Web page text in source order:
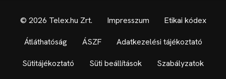
© 2026 Telex.hu Zrt. Impresszum Etikai kódex
Átláthatóság ÁSZF Adatkezelési tájékoztató
Sütitájékoztató Süti beállítások Szabályzatok